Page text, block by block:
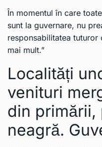
În momentul în care
sunt la guvernare, nu
responsabilitatea tuturor
mai mult.”
Localități
venituri
din primării,
neagră.